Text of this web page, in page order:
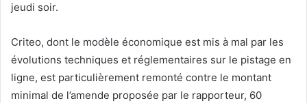
jeudi soir.
Criteo, dont le modèle économique est mis à mal par les
évolutions techniques et réglementaires sur le pistage en
ligne, est particulièrement remonté contre le montant
minimal de l’amende proposée par le rapporteur, 60